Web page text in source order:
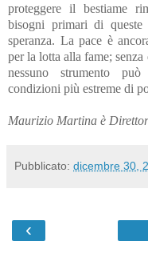
proteggere il bestiame
bisogni primari di
speranza. La pace è
per la lotta alla fame; senza
nessuno strumento
condizioni più estreme di
Maurizio Martina è
Pubblicato: dicembre 30,
‹